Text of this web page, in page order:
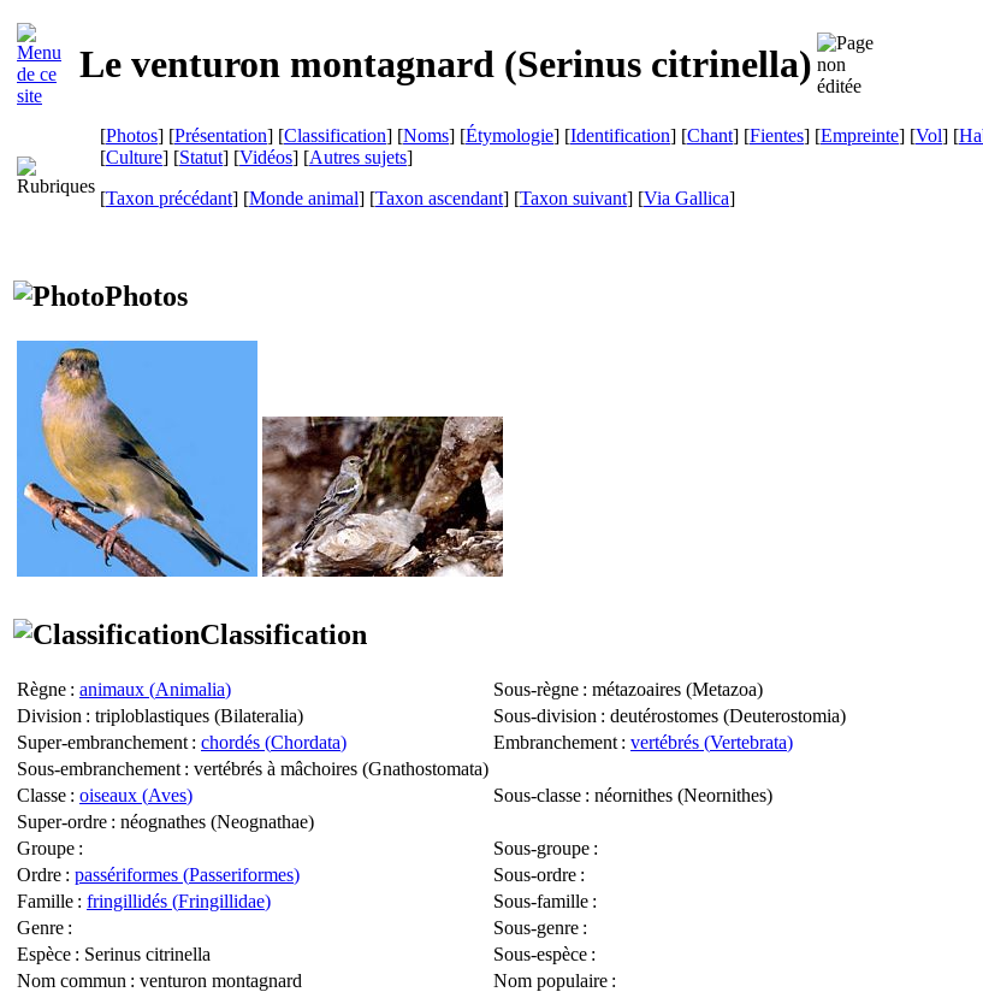
Le venturon montagnard (Serinus citrinella)
[Photos] [Présentation] [Classification] [Noms] [Étymologie] [Identification] [Chant] [Fientes] [Empreinte] [Vol] [
[Culture] [Statut] [Vidéos] [Autres sujets]
[Taxon précédant] [Monde animal] [Taxon ascendant] [Taxon suivant] [Via Gallica]
Photos
Classification
Règne : animaux (Animalia) Sous-règne : métazoaires (Metazoa)
Division : triploblastiques (Bilateralia) Sous-division : deutérostomes (Deuterostomia)
Super-embranchement : chordés (Chordata) Embranchement : vertébrés (Vertebrata)
Sous-embranchement : vertébrés à mâchoires (Gnathostomata)
Classe : oiseaux (Aves) Sous-classe : néornithes (Neornithes)
Super-ordre : néognathes (Neognathae)
Groupe : Sous-groupe :
Ordre : passériformes (Passeriformes) Sous-ordre :
Famille : fringillidés (Fringillidae) Sous-famille :
Genre : Sous-genre :
Espèce : Serinus citrinella Sous-espèce :
Nom commun : venturon montagnard Nom populaire :